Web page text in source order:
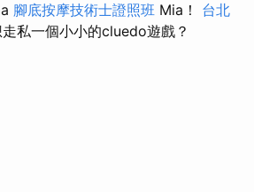
腳底按摩技術士證照班 Mia！ 台北
私一個小小的cluedo遊戲？